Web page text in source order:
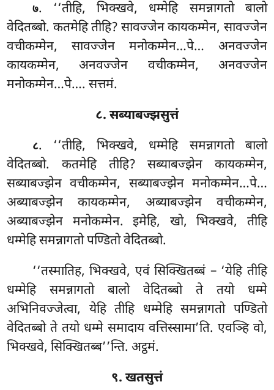
७. ‘‘तीहि, भिक्खवे, धम्मेहि समन्नागतो बालो
वेदितब्बो. कतमेहि तीहि? सावज्जेन कायकम्मेन, सावज्जेन
वचीकम्मेन, सावज्जेन मनोकम्मेन…पे… अनवज्जेन
कायकम्मेन, अनवज्जेन वचीकम्मेन, अनवज्जेन
मनोकम्मेन…पे…. सत्तमं.
८. सब्याबज्झसुत्तं
८. ‘‘तीहि, भिक्खवे, धम्मेहि समन्नागतो बालो
वेदितब्बो. कतमेहि तीहि? सब्याबज्झेन कायकम्मेन,
सब्याबज्झेन वचीकम्मेन, सब्याबज्झेन मनोकम्मेन…पे…
अब्याबज्झेन कायकम्मेन, अब्याबज्झेन वचीकम्मेन,
अब्याबज्झेन मनोकम्मेन. इमेहि, खो, भिक्खवे, तीहि
धम्मेहि समन्नागतो पण्डितो वेदितब्बो.
‘‘तस्मातिह, भिक्खवे, एवंसिक्खितब्बं – ‘येहि तीहि
धम्मेहि समन्नागतो बालो वेदितब्बो ते तयो धम्मे
अभिनिवज्जेत्वा, येहि तीहि धम्मेहि समन्नागतो पण्डितो
वेदितब्बो ते तयो धम्मे समादाय वत्तिस्सामा’ति. एवञ्हि वो,
भिक्खवे, सिक्खितब्ब’’न्ति. अट्ठमं.
९. खतसुत्तं